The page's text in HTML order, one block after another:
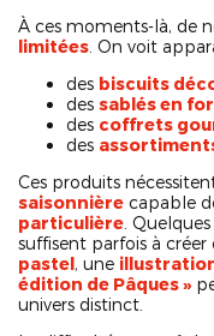
À ces moments-là, de
limitées . On voit
des biscuits
des sablés en
des coffrets
des
Ces produits
saisonnière capable
particulière .
suffisent parfois à
pastel, une
édition de Pâques »
univers distinct.